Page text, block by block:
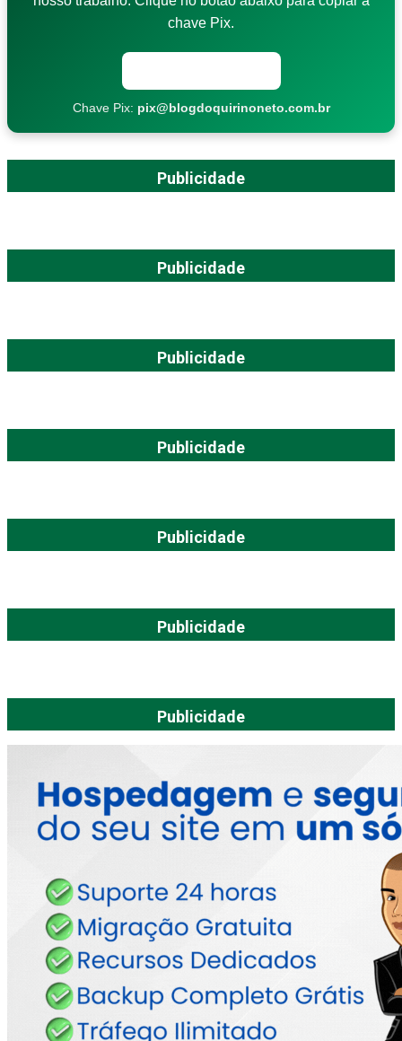
chave Pix.
Chave Pix: pix@blogdoquirinoneto.com.br
Publicidade
Publicidade
Publicidade
Publicidade
Publicidade
Publicidade
Publicidade